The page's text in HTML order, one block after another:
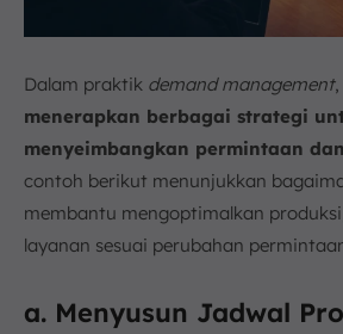
Dalam praktik demand management
menerapkan berbagai strategi
menyeimbangkan permintaan
contoh berikut menunjukkan
membantu mengoptimalkan
layanan sesuai perubahan
a. Menyusun Jadwal